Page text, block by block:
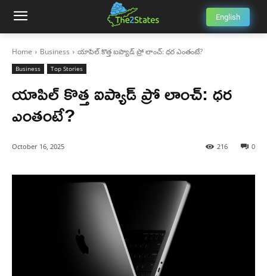
English
Home Business యాపిల్ కొత్త ఐప్యాడ్ ప్రో లాంచ్: ధర ఎంతంటే?
Business Top Stories
యాపిల్ కొత్త ఐప్యాడ్ ప్రో లాంచ్: ధర
ఎంతంటే?
October 16, 2025 0
216